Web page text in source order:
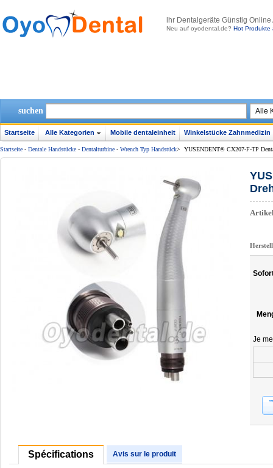
lhr Dentalgeräte Günstig
Neu auf oyodental.de? Hot Produkte
suchen
Startseite Alle Kategorien Mobile dentaleinheit Winkelstücke Zahnmedizin
Startseite - Dentale Handstücke - Dentalturbine - Wrench Typ Handstück> YUSENDENT® CX207-F-TP
Je
Spécifications Avis sur le produit